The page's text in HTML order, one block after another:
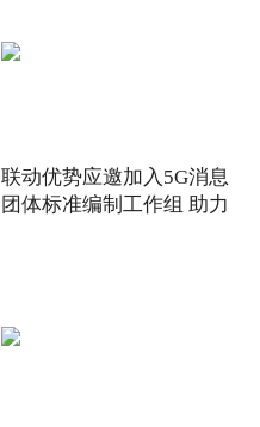
联动优势应邀加入5G消息
团体标准编制工作组 助力